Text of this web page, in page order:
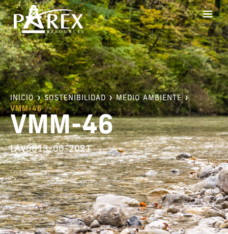
INICIO SOSTENIBILIDAD
MEDIO AMBIENTE
VMM-46
VMM-46
LAV0013-00-2021